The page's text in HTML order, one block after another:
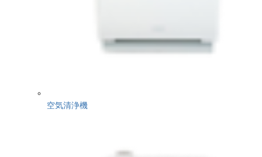
空気清浄機